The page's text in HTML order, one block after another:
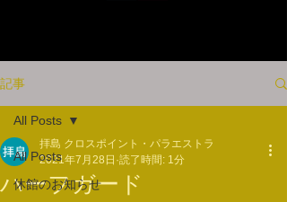
記事
All Posts
休館のお知らせ
All Posts
ハーフガード
拝島 クロスポイント・パラエストラ
2021年7月28日 読了時間: 1分